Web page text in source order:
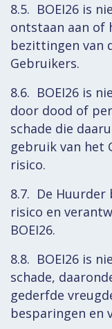
8.5. BOEI26 is
ontstaan aan of
bezittingen van
Gebruikers.
8.6. BOEI26 is
door dood of
schade die
gebruik van het
risico.
8.7. De Huurder
risico en
BOEI26.
8.8. BOEI26 is
schade,
gederfde
besparingen en